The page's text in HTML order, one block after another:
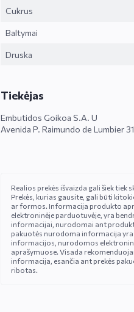
Cukrus
Baltymai
Druska
Tiekėjas
Embutidos Goikoa S.A. U
Avenida P. Raimundo de Lumbier
Realios prekės išvaizda gali šiek
Prekės, kurias gausite, gali būti
ar formos. Informacija produkto
elektroninėje parduotuvėje, yra
informacijai, nurodomai ant
pakuotės nurodoma informacija yra
informacijos, nurodomos
aprašymuose. Visada
informacija, esančia ant prekės
ribotas.